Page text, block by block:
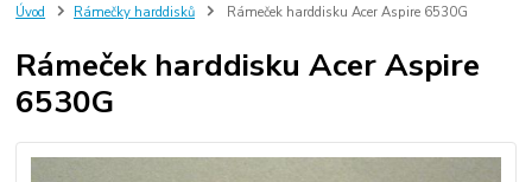
Úvod Rámečky harddisků Rámeček harddisku Acer Aspire 6530G
Rámeček harddisku Acer Aspire
6530G